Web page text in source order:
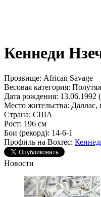
Кеннеди
Прозвище: African Savage
Весовая категория:
Дата рождения: 13.06.1992
Место жительства:
Страна: США
Рост: 196 см
Бои (рекорд): 14-6-1
Профиль на Boxrec:
Новости